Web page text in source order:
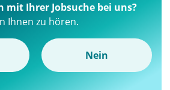
mit Ihrer Jobsuche bei uns?
Ihnen zu hören.
Nein